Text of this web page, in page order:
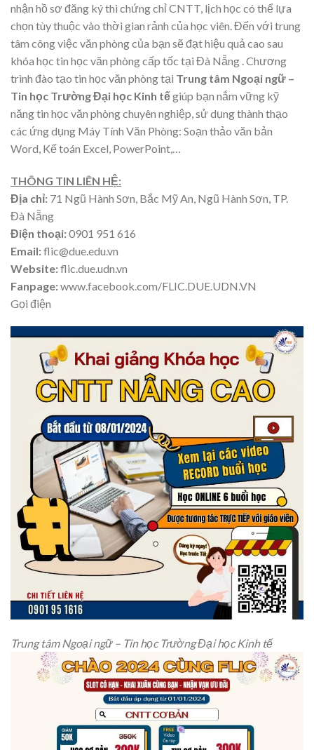
nhận hồ sơ đăng ký thi chứng chỉ CNTT, lịch học có thể lựa
chọn tùy thuộc vào thời gian rảnh của học viên. Đến với trung
tâm công việc văn phòng của bạn sẽ đạt hiệu quả cao sau
khóa học tin học văn phòng cấp tốc tại Đà Nẵng . Chương
trình đào tạo tin học văn phòng tại Trung tâm Ngoại ngữ –
Tin học Trường Đại học Kinh tếgiúp bạn nắm vững kỹ
năng tin học văn phòng chuyên nghiệp, sử dụng thành thạo
các ứng dụng Máy Tính Văn Phòng: Soạn thảo văn bản
Word, Kế toán Excel, PowerPoint,…
THÔNG TIN LIÊN HỆ:
Địa chỉ: 71 Ngũ Hành Sơn, Bắc Mỹ An, Ngũ Hành Sơn, TP.
Đà Nẵng
Điện thoại:0901 951 616
Email:flic@due.edu.vn
Website:flic.due.udn.vn
Fanpage:www.facebook.com/FLIC.DUE.UDN.VN
Gọi điện
Trung tâm Ngoại ngữ – Tin học Trường Đại học Kinh tế